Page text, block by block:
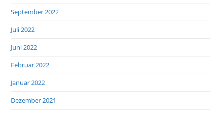
September 2022
Juli 2022
Juni 2022
Februar 2022
Januar 2022
Dezember 2021